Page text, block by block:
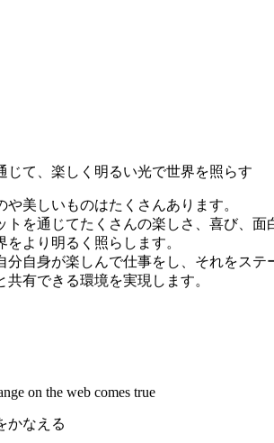
じて、楽しく明るい光で世界を照らす
や美しいものはたくさんあります。
トを通じてたくさんの楽しさ、喜び、面
をより明るく照らします。
分自身が楽しんで仕事をし、それをステ
共有できる環境を実現します。
on the web comes true
かなえる